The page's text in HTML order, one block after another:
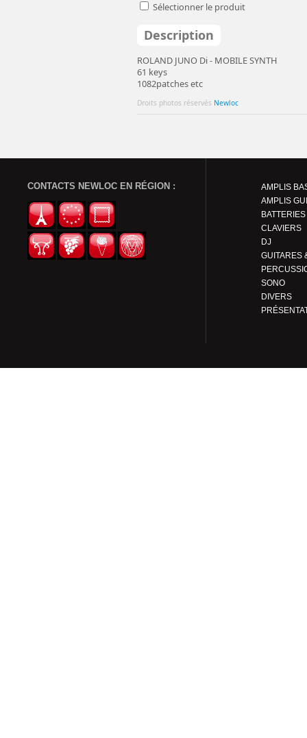
Sélectionner le produit
Description
ROLAND JUNO Di - MOBILE SYNTH
61 keys
1082patches etc
Droits photos réservés Newloc
CONTACTS NEWLOC EN RÉGION :
AMPLIS
AMPLIS
BATTERIES
CLAVIERS
DJ
SONO
DIVERS